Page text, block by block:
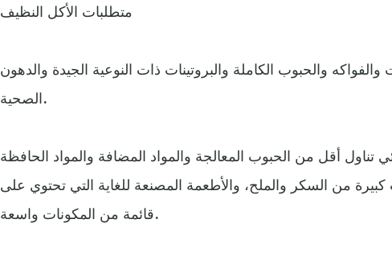
متطلبات الأكل النظيف
والحبوب الكاملة والبروتينات ذات النوعية الجيدة والدهون
الصحية.
تناول أقل من الحبوب المعالجة والمواد المضافة والمواد الحافظة
من السكر والملح، والأطعمة المصنعة للغاية التي تحتوي على
قائمة من المكونات واسعة.